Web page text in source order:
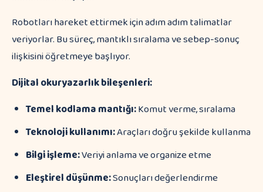
Robotları hareket ettirmek için adım adım talimatlar
veriyorlar. Bu süreç, mantıklı sıralama ve sebep-sonuç
ilişkisini öğretmeye başlıyor.
Dijital okuryazarlık bileşenleri:
Temel kodlama mantığı:Komut verme, sıralama
Teknoloji kullanımı:Araçları doğru şekilde kullanma
Bilgi işleme:Veriyi anlama ve organize etme
Eleştirel düşünme:Sonuçları değerlendirme